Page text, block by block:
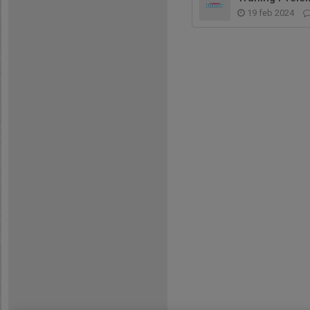
19 feb 2024